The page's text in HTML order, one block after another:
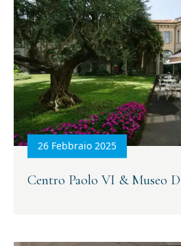
26 Febbraio 2025
Centro Paolo VI & Museo